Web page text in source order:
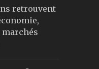
retrouvent